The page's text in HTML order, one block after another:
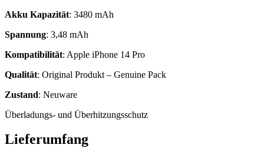
Akku Kapazität: 3480 mAh
Spannung: 3,48 mAh
Kompatibilität: Apple iPhone 14 Pro
Qualität: Original Produkt – Genuine Pack
Zustand: Neuware
Überladungs- und Überhitzungsschutz
Lieferumfang